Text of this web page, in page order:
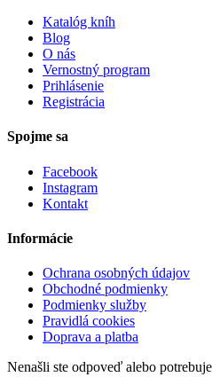
Katalóg kníh
Blog
O nás
Vernostný program
Prihlásenie
Registrácia
Spojme sa
Facebook
Instagram
Kontakt
Informácie
Ochrana osobných údajov
Obchodné podmienky
Podmienky služby
Pravidlá cookies
Doprava a platba
Nenašli ste odpoveď alebo